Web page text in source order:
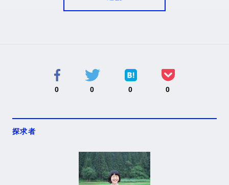
0 0 0 0
探求者